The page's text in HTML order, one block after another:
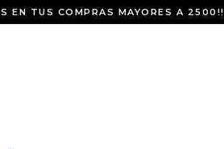
EN TUS COMPRAS MAYORES A 2500!!